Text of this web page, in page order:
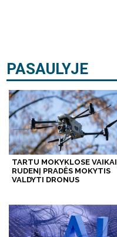
PASAULYJE
TARTU MOKYKLOSE VAIKAI
RUDENĮ PRADĖS MOKYTIS
VALDYTI DRONUS